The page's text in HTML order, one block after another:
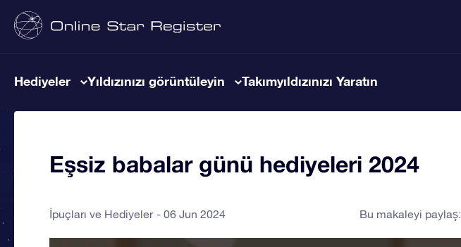
Hediyeler Yıldızınızı görüntüleyin Takımyıldızınızı Yaratın
Eşsiz babalar günü hediyeleri 2024
İpuçları ve Hediyeler 06 Jun 2024 Bu makaleyi paylaş: